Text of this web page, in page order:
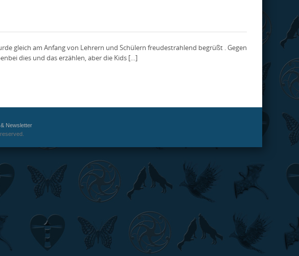
gleich am Anfang von Lehrern und Schülern freudestrahlend begrüßt . Gegen
dies und das erzählen, aber die Kids […]
Newsletter